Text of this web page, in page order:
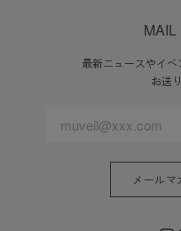
MAIL
最新ニュースやイ
お送
メールマ